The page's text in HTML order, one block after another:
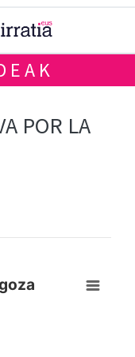
POR LA